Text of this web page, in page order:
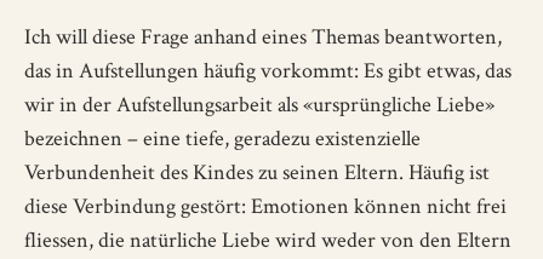
Ich will diese Frage anhand eines Themas beantworten,
das in Aufstellungen häufig vorkommt: Es gibt etwas, das
wir in der Aufstellungsarbeit als «ursprüngliche Liebe»
bezeichnen – eine tiefe, geradezu existenzielle
Verbundenheit des Kindes zu seinen Eltern. Häufig ist
diese Verbindung gestört: Emotionen können nicht frei
fliessen, die natürliche Liebe wird weder von den Eltern